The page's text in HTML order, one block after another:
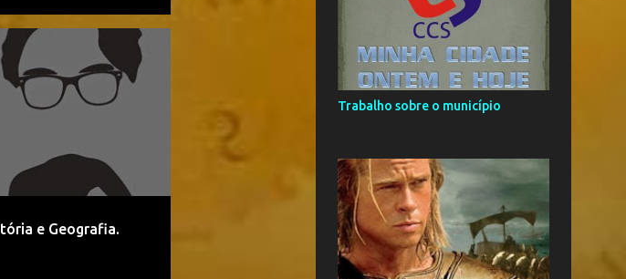
e Geografia.
O PROFESSOR +
2020
março
fevereiro
outubro
julho
3
junho
6
abril
1
Trabalho sobre o município